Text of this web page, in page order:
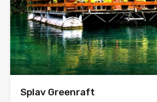
Splav Greenraft